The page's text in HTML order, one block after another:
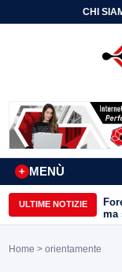
CHI
MENÙ
+
ULTIME NOTIZIE
ma
più
Home > orientamente